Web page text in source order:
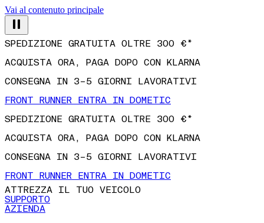
Vai al contenuto principale
SPEDIZIONE GRATUITA OLTRE 300 €*
ACQUISTA ORA, PAGA DOPO CON KLARNA
CONSEGNA IN 3–5 GIORNI LAVORATIVI
FRONT RUNNER ENTRA IN DOMETIC
SPEDIZIONE GRATUITA OLTRE 300 €*
ACQUISTA ORA, PAGA DOPO CON KLARNA
CONSEGNA IN 3–5 GIORNI LAVORATIVI
FRONT RUNNER ENTRA IN DOMETIC
ATTREZZA IL TUO VEICOLO
SUPPORTO
AZIENDA